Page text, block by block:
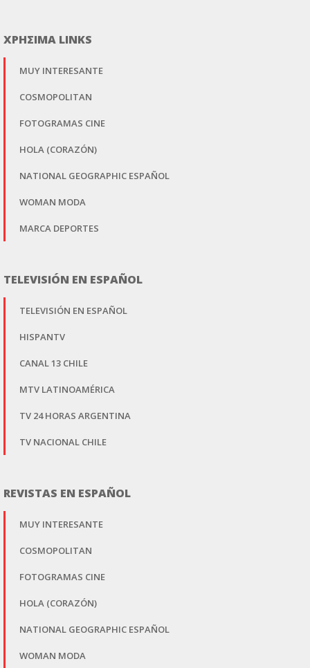
ΧΡΗΣΙΜΑ LINKS
MUY INTERESANTE
COSMOPOLITAN
FOTOGRAMAS CINE
HOLA (CORAZÓN)
NATIONAL GEOGRAPHIC ESPAÑOL
WOMAN MODA
MARCA DEPORTES
TELEVISIÓN EN ESPAÑOL
TELEVISIÓN EN ESPAÑOL
HISPANTV
CANAL 13 CHILE
MTV LATINOAMÉRICA
TV 24 HORAS ARGENTINA
TV NACIONAL CHILE
REVISTAS EN ESPAÑOL
MUY INTERESANTE
COSMOPOLITAN
FOTOGRAMAS CINE
HOLA (CORAZÓN)
NATIONAL GEOGRAPHIC ESPAÑOL
WOMAN MODA